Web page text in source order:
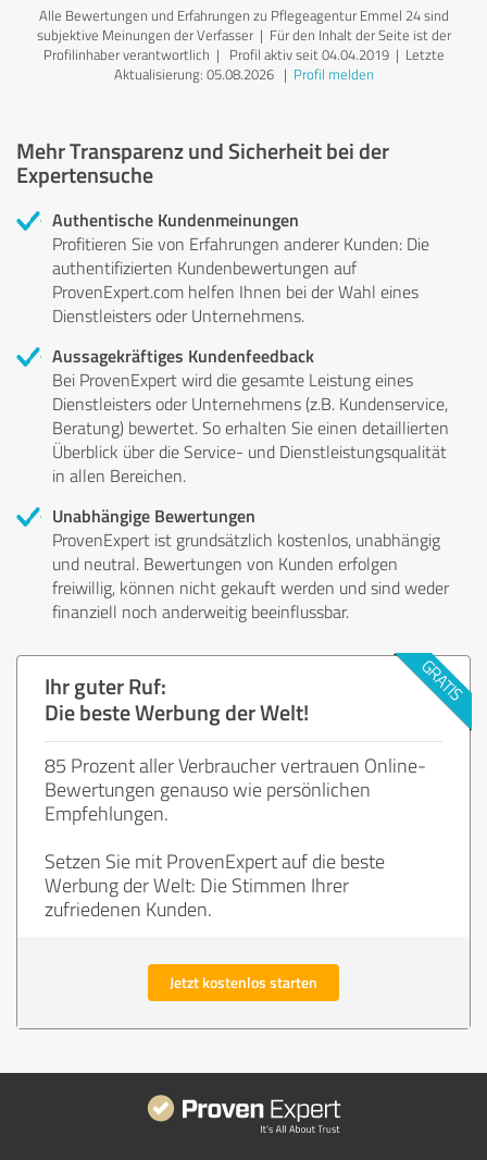
Alle Bewertungen und Erfahrungen zu Pflegeagentur Emmel 24 sind
subjektive Meinungen der Verfasser | Für den Inhalt der Seite ist der
Profilinhaber verantwortlich | Profil aktiv seit 04.04.2019 | Letzte
Aktualisierung: 05.08.2026| Profil melden
Mehr Transparenz und Sicherheit bei der
Expertensuche
Authentische Kundenmeinungen
Profitieren Sie von Erfahrungen anderer Kunden: Die
authentifizierten Kundenbewertungen auf
ProvenExpert.com helfen Ihnen bei der Wahl eines
Dienstleisters oder Unternehmens.
Aussagekräftiges Kundenfeedback
Bei ProvenExpert wird die gesamte Leistung eines
Dienstleisters oder Unternehmens (z.B. Kundenservice,
Beratung) bewertet. So erhalten Sie einen detaillierten
Überblick über die Service- und Dienstleistungsqualität
in allen Bereichen.
Unabhängige Bewertungen
ProvenExpert ist grundsätzlich kostenlos, unabhängig
und neutral. Bewertungen von Kunden erfolgen
freiwillig, können nicht gekauft werden und sind weder
finanziell noch anderweitig beeinflussbar.
Ihr guter Ruf:
Die beste Werbung der Welt!
85 Prozent aller Verbraucher vertrauen Online-
Bewertungen genauso wie persönlichen
Empfehlungen.
Setzen Sie mit ProvenExpert auf die beste
Werbung der Welt: Die Stimmen Ihrer
zufriedenen Kunden.
Jetzt kostenlos starten